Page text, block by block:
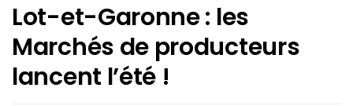
Lot-et-Garonne : les
Marchés de producteurs
lancent l’été !